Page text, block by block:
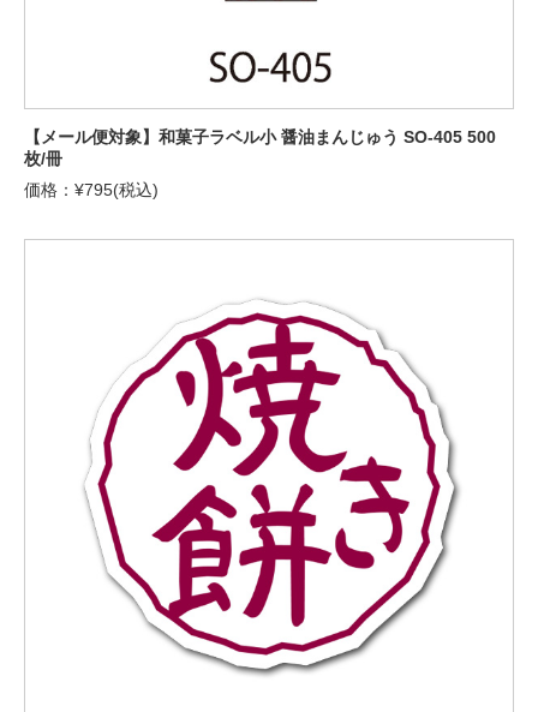
【メール便対象】和菓子ラベル小 醤油まんじゅう SO-405 500
枚/冊
価格：¥795(税込)